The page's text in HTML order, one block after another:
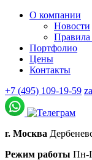
О компании
Новости
Портфолио
Цены
Контакты
+7 (495) 109-19-59
г. Москва
Режим работы Пн-